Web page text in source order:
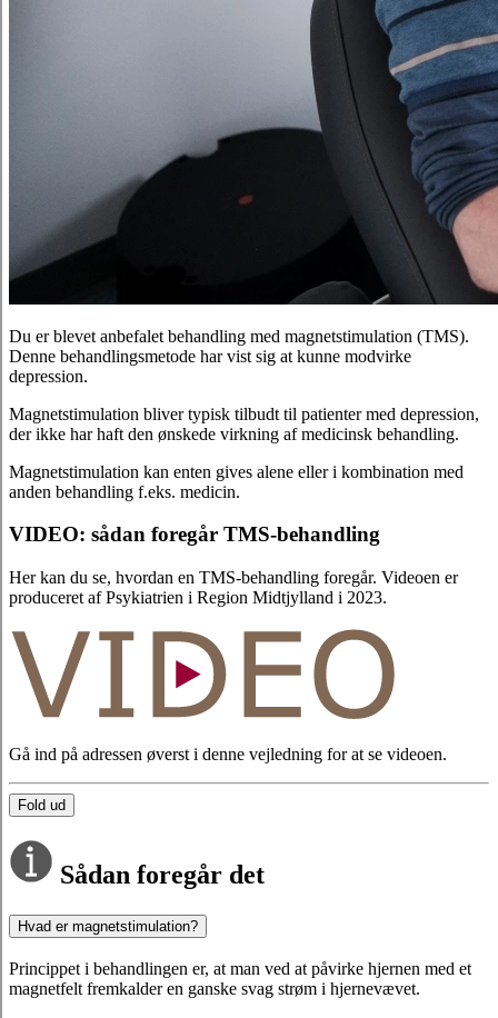
Du er blevet anbefalet behandling med magnetstimulation (TMS).
Denne behandlingsmetode har vist sig at kunne modvirke
depression.
Magnetstimulation bliver typisk tilbudt til patienter med depression,
der ikke har haft den ønskede virkning af medicinsk behandling.
Magnetstimulation kan enten gives alene eller i kombination med
anden behandling f.eks. medicin.
VIDEO: sådan foregår TMS-behandling
Her kan du se, hvordan en TMS-behandling foregår. Videoen er
produceret af Psykiatrien i Region Midtjylland i 2023.
Gå ind på adressen øverst i denne vejledning for at se videoen.
Fold ud
Sådan foregår det
Hvad er magnetstimulation?
Princippet i behandlingen er, at man ved at påvirke hjernen med et
magnetfelt fremkalder en ganske svag strøm i hjernevævet.